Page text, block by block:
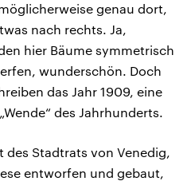
genau dort,
nach rechts. Ja,
hier Bäume symmetrisch
wunderschön. Doch
das Jahr 1909, eine
des Jahrhunderts.
des Stadtrats von Venedig,
entworfen und gebaut,